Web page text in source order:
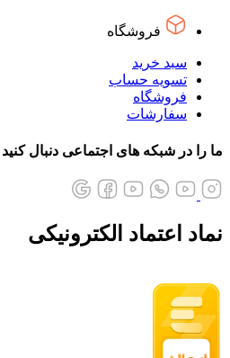
فروشگاه
سبد خرید
تسویه حساب
فروشگاه
سفارشات
ما را در شبکه های اجتماعی دنبال کنید
نماد اعتماد الکترونیکی